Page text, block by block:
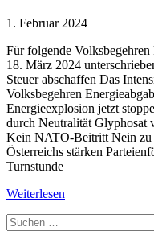
1. Februar 2024
Für folgende
18. März 2024
Steuer abschaffen Das
Volksbegehren
Energieexplosion jetzt
durch Neutralität Glyphosat
Kein NATO-Beitritt Nein zu
Österreichs stärken
Turnstunde
Weiterlesen
Suche
nach: